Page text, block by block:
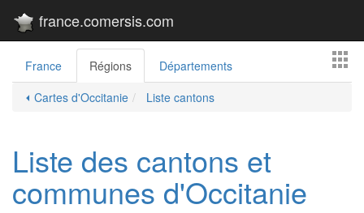
france.comersis.com
France Régions
Départements
⏴ Cartes d'Occitanie
Liste cantons
Liste des cantons et
communes d'Occitanie